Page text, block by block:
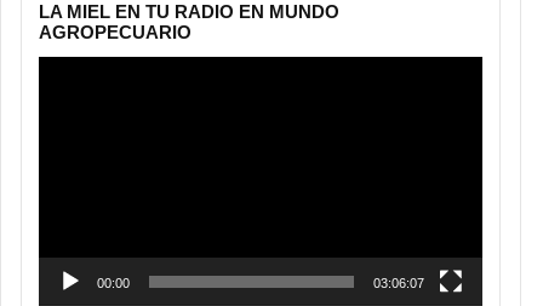
LA MIEL EN TU RADIO EN MUNDO
AGROPECUARIO
00:00 03:06:07